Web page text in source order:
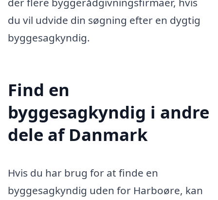
du vil udvide din søgning efter en dygtig
byggesagkyndig.
Find en
byggesagkyndig i andre
dele af Danmark
Hvis du har brug for at finde en
byggesagkyndig uden for Harboøre, kan